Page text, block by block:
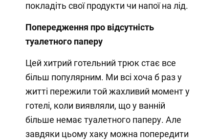
покладіть свої продукти чи напої на лід.
Попередження про відсутність
туалетного паперу
Цей хитрий готельний трюк стає все
більш популярним. Ми всі хоча б раз у
житті пережили той жахливий момент у
готелі, коли виявляли, що у ванній
більше немає туалетного паперу. Але
завдяки цьому хаку можна попередити